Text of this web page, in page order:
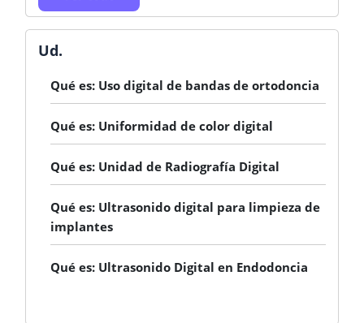
Ud.
Qué es: Uso digital de bandas de ortodoncia
Qué es: Uniformidad de color digital
Qué es: Unidad de Radiografía Digital
Qué es: Ultrasonido digital para limpieza de
implantes
Qué es: Ultrasonido Digital en Endodoncia